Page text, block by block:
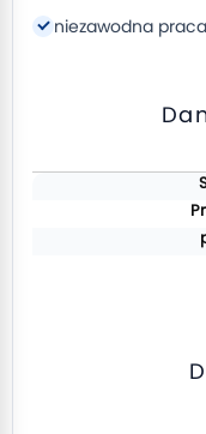
niezawodna